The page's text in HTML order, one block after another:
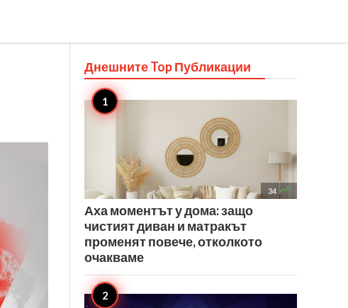
Днешните TopПубликации
34 
Аха моментът у дома: защо
чистият диван и матракът
променят повече, отколкото
очакваме